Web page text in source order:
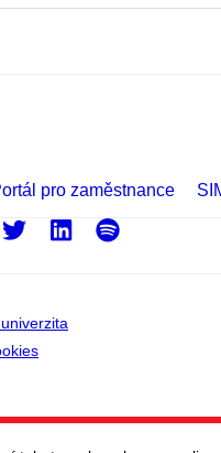
pro zaměstnance
Twitter
LinkedIn